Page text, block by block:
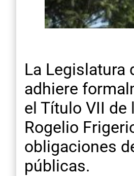
La Legislatura
adhiere
el Título VII de
Rogelio
obligaciones
públicas.